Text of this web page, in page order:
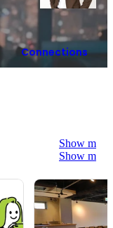
Connections
Show more
Show more